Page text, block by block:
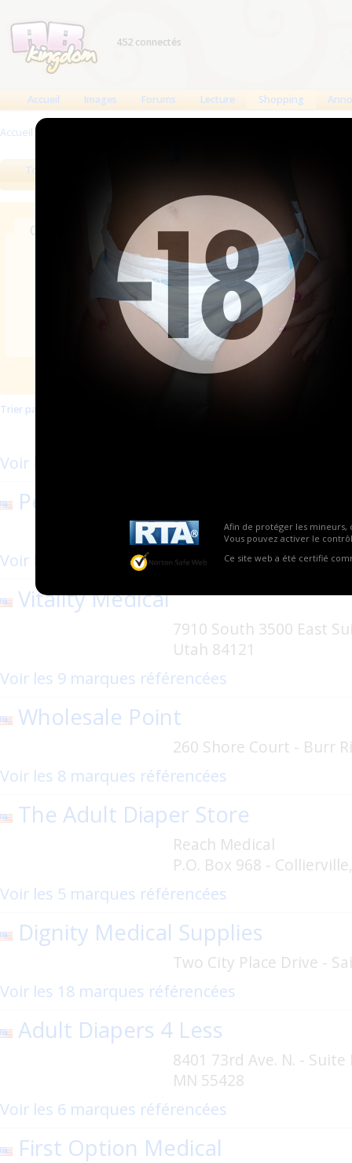
Afin de protéger les mineurs,
Vous pouvez activer le
Ce site web a été certifié
452 connectés
Accueil Images Forums Lecture Shopping
Accueil >
Tous les produits
Chercher dans les revendeurs
Nom
Catégories
Marque
Trier par mise à jour
Voir les 5 marques référencées
Personally Delivered
9601 East Rand Place -
Voir les 6 marques référencées
Vitality Medical
7910 South 3500 East
Utah 84121
Voir les 9 marques référencées
Wholesale Point
260 Shore Court - Burr
Voir les 8 marques référencées
The Adult Diaper Store
Reach Medical
P.O. Box 968 -
Voir les 5 marques référencées
Dignity Medical Supplies
Two City Place Drive -
Voir les 18 marques référencées
Adult Diapers 4 Less
8401 73rd Ave. N. -
MN 55428
Voir les 6 marques référencées
First Option Medical